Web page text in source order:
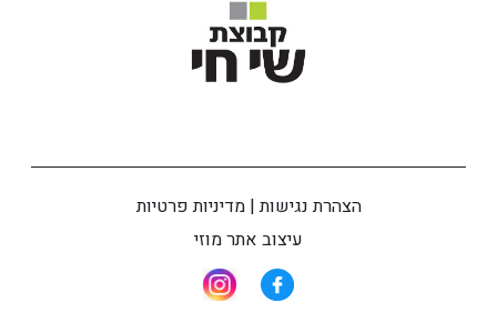
הצהרת נגישות|מדיניות פרטיות
עיצוב אתר מוזי